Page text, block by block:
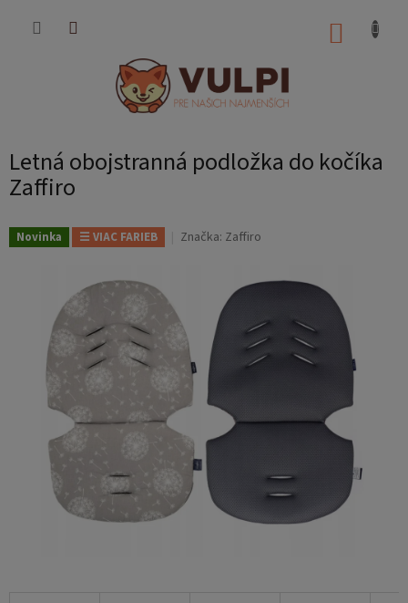
Letná obojstranná podložka do kočíka
Zaffiro
Novinka ☰ VIAC FARIEB Značka: Zaffiro